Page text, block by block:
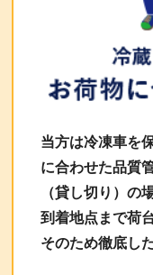
当方は冷凍車を
に合わせた品質
（貸し切り）の
到着地点まで荷
そのため徹底し